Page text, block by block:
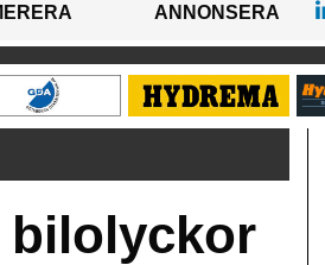
ANNONSERA
bilolyckor